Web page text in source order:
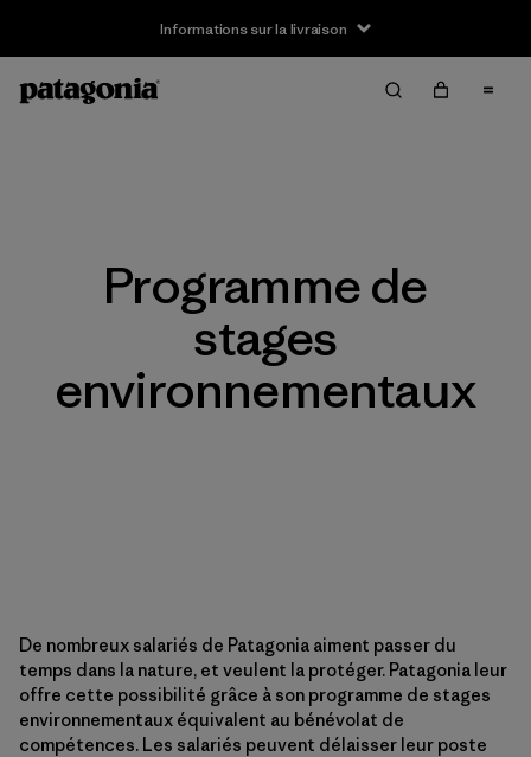
Informations sur la livraison
Programme de
stages
environnementaux
De nombreux salariés de Patagonia aiment passer du
temps dans la nature, et veulent la protéger. Patagonia leur
offre cette possibilité grâce à son programme de stages
environnementaux équivalent au bénévolat de
compétences. Les salariés peuvent délaisser leur poste